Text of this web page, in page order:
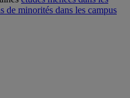
de minorités dans les campus